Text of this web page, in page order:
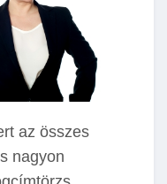
az összes
nagyon